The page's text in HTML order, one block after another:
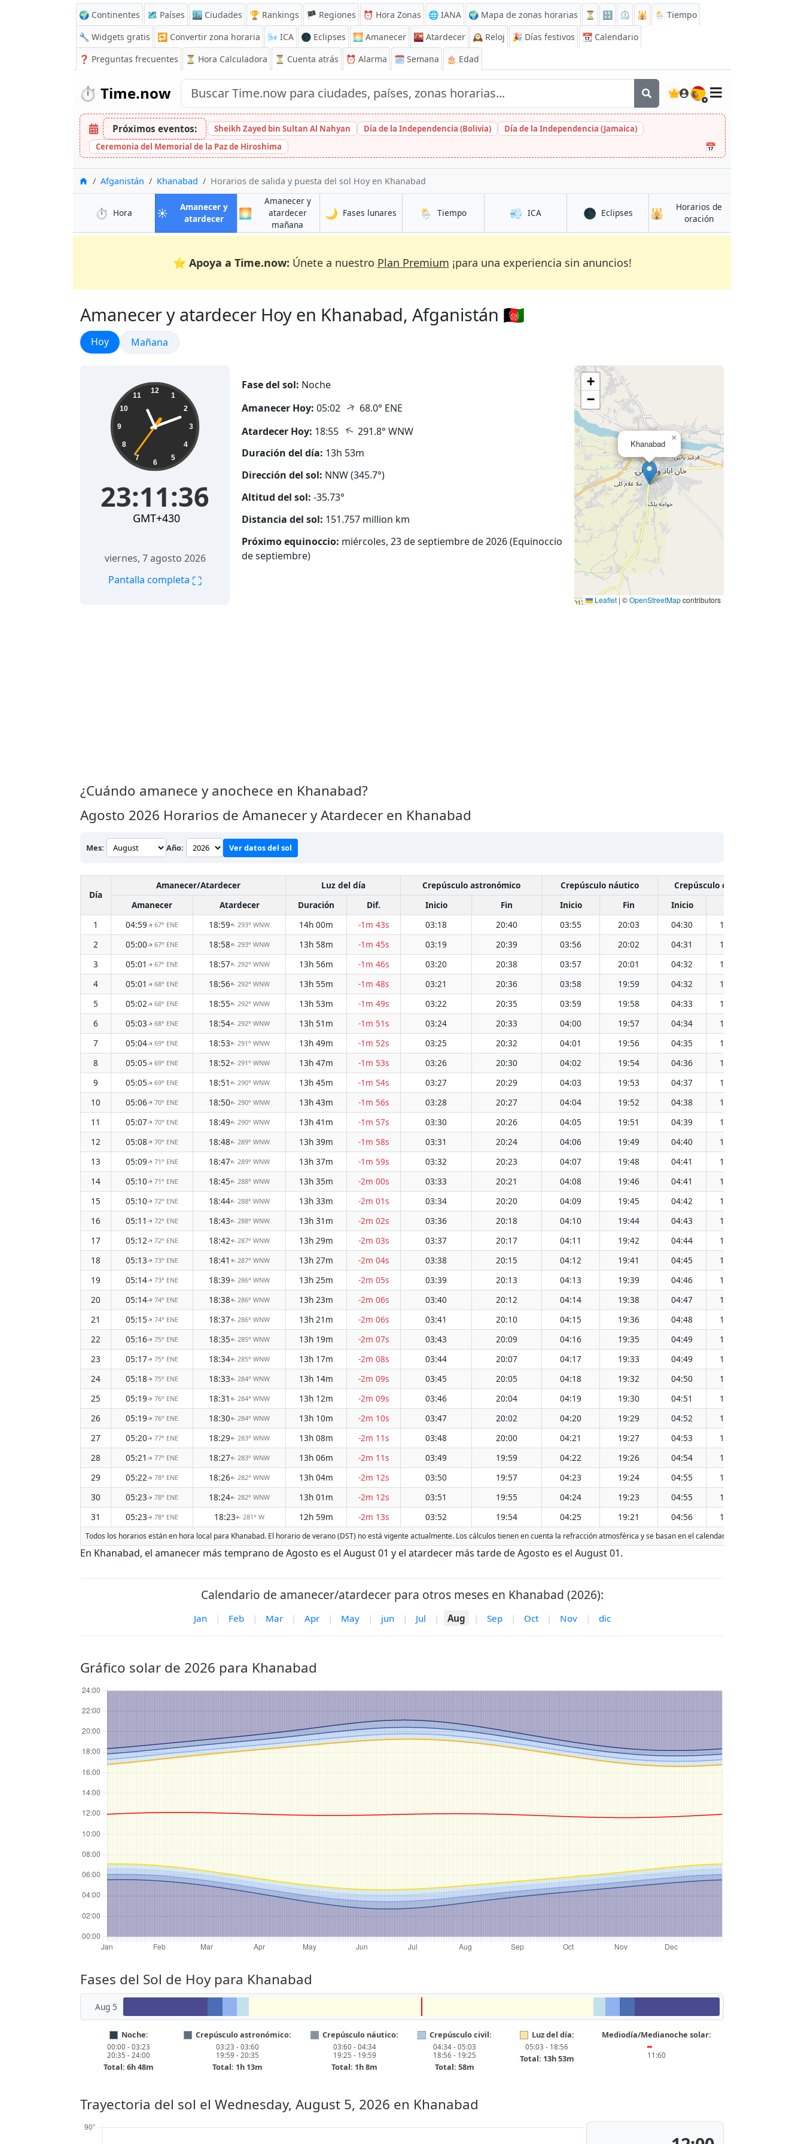
🌍 Continentes 🗺️ Países 🏙️ Ciudades 🏆 Rankings 🏴 Regiones ⏰ Hora Zonas 🌐 IANA 🌍 Mapa de zonas horarias ⏳ 🔡 ⏲️ 🕌
🌦️ Tiempo
🔧 Widgets gratis
🔁 Convertir zona horaria 🌬️ ICA 🌑 Eclipses 🌅 Amanecer 🌇 Atardecer 🕰️ Reloj 🎉 Días festivos 📆 Calendario
❓ Preguntas frecuentes ⏳ Hora Calculadora ⏳ Cuenta atrás ⏰ Alarma 🗓️ Semana 🎂 Edad
⏱️ Time.now 🇪🇸
Próximos eventos: Sheikh Zayed bin Sultan Al Nahyan Día de la Independencia (Bolivia)
Día de la Independencia (Jamaica)
Ceremonia del Memorial de la Paz de Hiroshima
📅
InicioAfganistán Khanabad Horarios de salida y puesta del sol Hoy en Khanabad
⏱️ Hora en Khanabad
☀️
Amanecer y
atardeceren Khanabad
🌅
Amanecer y
atardecer
mañana
🌙 Fases lunares en Khanabad
🌦️ Tiempoen Khanabad💨 ICAen Khanabad🌑 Eclipsesen Khanabad
🕌
Horarios de
oraciónen Khanabad
⭐ Apoya a Time.now: Únete a nuestro Plan Premium ¡para una experiencia sin anuncios!
Amanecer y atardecer Hoy en Khanabad, Afganistán 🇦🇫
Amanecer y atardecer
Hoy Amanecer y atardecer
Mañana
23:11:37 12
1
2
3
4
5
6
7
8
9
10
11
23:11:37
GMT+430
viernes, 7 agosto 2026
Pantalla completa ⛶
Fase del sol: Noche
Amanecer Hoy: 05:02 ↑ 68.0° ENE
Atardecer Hoy: 18:55 ↑ 291.8° WNW
Duración del día: 13h 53m
Dirección del sol: NNW (345.7°)
Altitud del sol: -35.73°
Distancia del sol: 151.757 million km
Próximo equinoccio: miércoles, 23 de septiembre de 2026 (Equinoccio
de septiembre)
Khanabad
×
+
−
Leaflet | ©OpenStreetMapcontributors
¿Cuándo amanece y anochece en Khanabad?
Agosto 2026 Horarios de Amanecer y Atardecer en Khanabad
Mes: Año: Ver datos del sol
Día
Amanecer/Atardecer Luz del día Crepúsculo astronómico Crepúsculo náutico
Crepúsculo civil
Amanecer
Atardecer Duración Dif. Inicio Fin Inicio Fin Inicio
1
04:59↑67° ENE 18:59↑293° WNW 14h 00m -1m 43s 03:18 20:40 03:55 20:03 04:30 19:28
2
05:00↑67° ENE 18:58↑293° WNW 13h 58m -1m 45s 03:19 20:39 03:56 20:02 04:31 19:27
3
05:01 ↑67° ENE 18:57↑ 292° WNW 13h 56m -1m 46s 03:20 20:38 03:57 20:01 04:32 19:26
4
05:01 ↑68° ENE 18:56↑ 292° WNW 13h 55m -1m 48s 03:21 20:36 03:58 19:59 04:32 19:25
5
05:02↑68° ENE 18:55↑ 292° WNW 13h 53m -1m 49s 03:22 20:35 03:59 19:58 04:33 19:24
6
05:03↑68° ENE 18:54↑ 292° WNW 13h 51m -1m 51s 03:24 20:33 04:00 19:57 04:34 19:23
7
05:04↑69° ENE 18:53↑ 291° WNW 13h 49m -1m 52s 03:25 20:32 04:01 19:56 04:35 19:22
8
05:05↑69° ENE 18:52↑ 291° WNW 13h 47m -1m 53s 03:26 20:30 04:02 19:54 04:36 19:21
9
05:05↑69° ENE 18:51 ↑ 290° WNW 13h 45m -1m 54s 03:27 20:29 04:03 19:53 04:37 19:20
10
05:06↑70° ENE 18:50↑ 290° WNW 13h 43m -1m 56s 03:28 20:27 04:04 19:52 04:38 19:18
11
05:07↑70° ENE 18:49↑ 290° WNW 13h 41m -1m 57s 03:30 20:26 04:05 19:51 04:39 19:17
12
05:08↑70° ENE 18:48↑ 289° WNW 13h 39m -1m 58s 03:31 20:24 04:06 19:49 04:40 19:16
13
05:09↑71° ENE 18:47↑ 289° WNW 13h 37m -1m 59s 03:32 20:23 04:07 19:48 04:41 19:15
14
05:10↑71° ENE 18:45↑ 288° WNW 13h 35m -2m 00s 03:33 20:21 04:08 19:46 04:41 19:13
15
05:10↑72° ENE 18:44↑ 288° WNW 13h 33m -2m 01s 03:34 20:20 04:09 19:45 04:42 19:12
16
05:11 ↑72° ENE 18:43↑ 288° WNW 13h 31m -2m 02s 03:36 20:18 04:10 19:44 04:43 19:11
17
05:12↑72° ENE 18:42↑ 287° WNW 13h 29m -2m 03s 03:37 20:17 04:11 19:42 04:44 19:10
18
05:13↑73° ENE 18:41 ↑ 287° WNW 13h 27m -2m 04s 03:38 20:15 04:12 19:41 04:45 19:08
19
05:14↑73° ENE 18:39↑ 286° WNW 13h 25m -2m 05s 03:39 20:13 04:13 19:39 04:46 19:07
20
05:14↑ 74° ENE 18:38↑ 286° WNW 13h 23m -2m 06s 03:40 20:12 04:14 19:38 04:47 19:06
21
05:15↑ 74° ENE 18:37↑ 286° WNW 13h 21m -2m 06s 03:41 20:10 04:15 19:36 04:48 19:04
22
05:16↑ 75° ENE 18:35↑ 285° WNW 13h 19m -2m 07s 03:43 20:09 04:16 19:35 04:49 19:03
23
05:17↑ 75° ENE 18:34↑ 285° WNW 13h 17m -2m 08s 03:44 20:07 04:17 19:33 04:49 19:01
24
05:18↑ 75° ENE 18:33↑ 284° WNW 13h 14m -2m 09s 03:45 20:05 04:18 19:32 04:50 19:00
25
05:19↑ 76° ENE 18:31 ↑ 284° WNW 13h 12m -2m 09s 03:46 20:04 04:19 19:30 04:51 18:59
26
05:19↑ 76° ENE 18:30↑ 284° WNW 13h 10m -2m 10s 03:47 20:02 04:20 19:29 04:52 18:57
27
05:20↑ 77° ENE 18:29↑ 283° WNW 13h 08m -2m 11s 03:48 20:00 04:21 19:27 04:53 18:56
28
05:21 ↑ 77° ENE 18:27↑ 283° WNW 13h 06m -2m 11s 03:49 19:59 04:22 19:26 04:54 18:54
29
05:22↑ 78° ENE 18:26↑ 282° WNW 13h 04m -2m 12s 03:50 19:57 04:23 19:24 04:55 18:53
30
05:23↑ 78° ENE 18:24↑ 282° WNW 13h 01m -2m 12s 03:51 19:55 04:24 19:23 04:55 18:51
31
05:23↑ 78° ENE 18:23↑ 281° W 12h 59m -2m 13s 03:52 19:54 04:25 19:21 04:56 18:50
Todos los horarios están en hora local para Khanabad. El horario de verano (DST) no está vigente actualmente. Los cálculos tienen en cuenta la refracción atmosférica y se basan en el calendario gregoriano. La
En Khanabad, el amanecer más temprano de Agosto es el August 01 y el atardecer más tarde de Agosto es el August 01.
Calendario de amanecer/atardecer para otros meses en Khanabad (2026):
Jan | Feb | Mar | Apr | May | jun | Jul | Aug | Sep | Oct | Nov | dic
Gráfico solar de 2026 para Khanabad
Fases del Sol de Hoy para Khanabad
Aug 5
Noche:
00:00 - 03:23
20:35 - 24:00
Total: 6h 48m
Crepúsculo astronómico:
03:23 - 03:60
19:59 - 20:35
Total: 1h 13m
Crepúsculo náutico:
03:60 - 04:34
19:25 - 19:59
Total: 1h 8m
Crepúsculo civil:
04:34 - 05:03
18:56 - 19:25
Total: 58m
Luz del día:
05:03 - 18:56
Total: 13h 53m
Mediodía/Medianoche solar:
━
11:60
Trayectoria del sol el Wednesday, August 5, 2026 en Khanabad